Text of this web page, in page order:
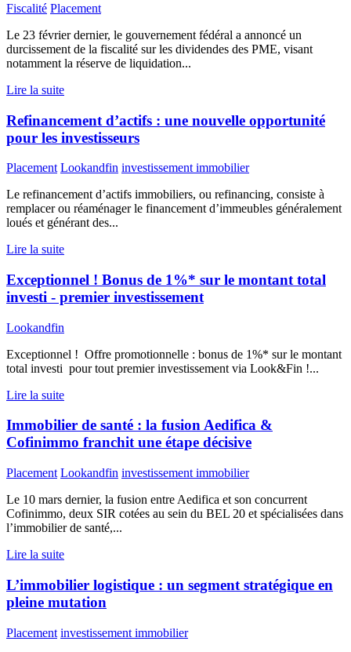
Fiscalité Placement
Le 23 février dernier, le gouvernement fédéral a annoncé un
durcissement de la fiscalité sur les dividendes des PME, visant
notamment la réserve de liquidation...
Lire la suite
Refinancement d’actifs : une nouvelle opportunité
pour les investisseurs
Placement Lookandfin investissement immobilier
Le refinancement d’actifs immobiliers, ou refinancing, consiste à
remplacer ou réaménager le financement d’immeubles généralement
loués et générant des...
Lire la suite
Exceptionnel ! Bonus de 1%* sur le montant total
investi - premier investissement
Lookandfin
Exceptionnel ! Offre promotionnelle : bonus de 1%* sur le montant
total investi pour tout premier investissement via Look&Fin !...
Lire la suite
Immobilier de santé : la fusion Aedifica &
Cofinimmo franchit une étape décisive
Placement Lookandfin investissement immobilier
Le 10 mars dernier, la fusion entre Aedifica et son concurrent
Cofinimmo, deux SIR cotées au sein du BEL 20 et spécialisées dans
l’immobilier de santé,...
Lire la suite
L’immobilier logistique : un segment stratégique en
pleine mutation
Placement investissement immobilier